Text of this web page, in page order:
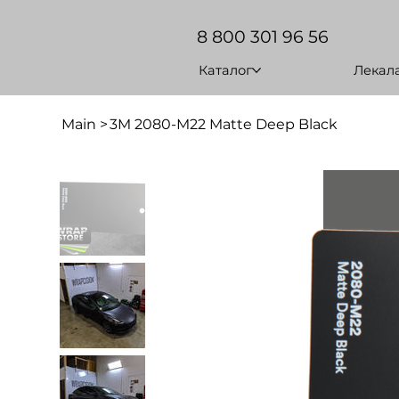
8 800 301 96 56
Каталог
Main >3M 2080-M22 Matte Deep Black